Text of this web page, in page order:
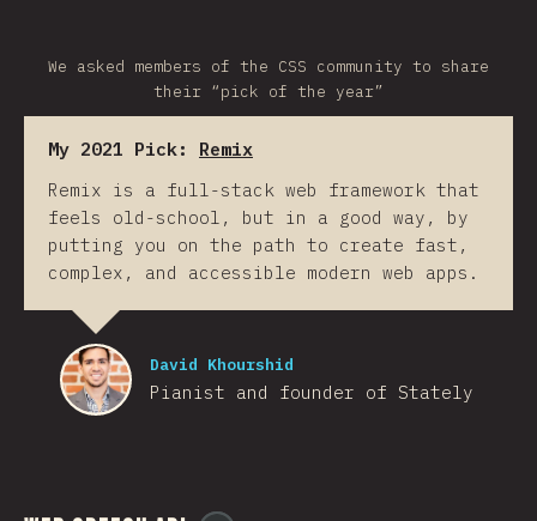
We asked members of the CSS community to share
their “pick of the year”
My 2021 Pick: Remix
Remix is a full-stack web framework that
feels old-school, but in a good way, by
putting you on the path to create fast,
complex, and accessible modern web apps.
David Khourshid
Pianist and founder of Stately